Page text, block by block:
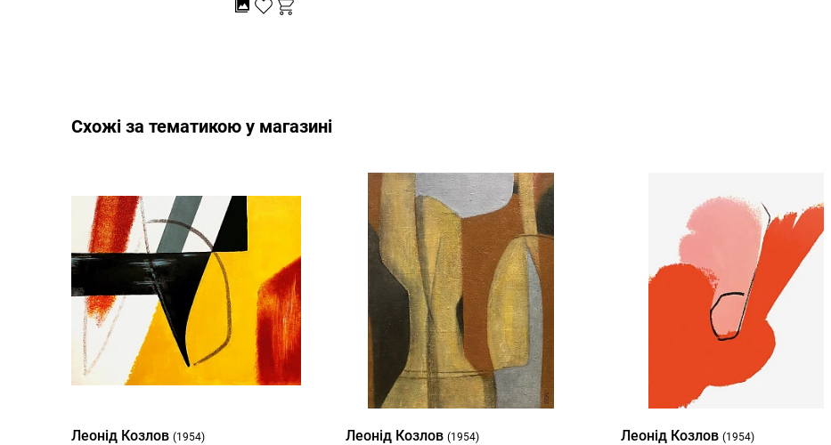
Cхожі за тематикою у магазині
Леонід Козлов (1954) Леонід Козлов(1954) Леонід Козлов (1954)